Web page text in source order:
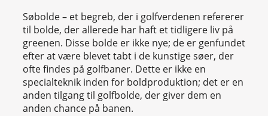
Søbolde – et begreb, der i golfverdenen refererer
til bolde, der allerede har haft et tidligere liv på
greenen. Disse bolde er ikke nye; de er genfundet
efter at være blevet tabt i de kunstige søer, der
ofte findes på golfbaner. Dette er ikke en
specialteknik inden for boldproduktion; det er en
anden tilgang til golfbolde, der giver dem en
anden chance på banen.